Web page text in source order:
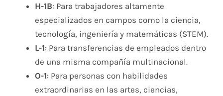
H-1B: Para trabajadores altamente
especializados en campos como la ciencia,
tecnología, ingeniería y matemáticas (STEM).
L-1: Para transferencias de empleados dentro
de una misma compañía multinacional.
O-1: Para personas con habilidades
extraordinarias en las artes, ciencias,